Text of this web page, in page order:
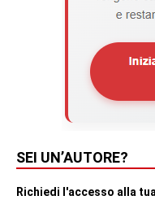
SEI UN’AUTORE?
Richiedi l'accesso alla